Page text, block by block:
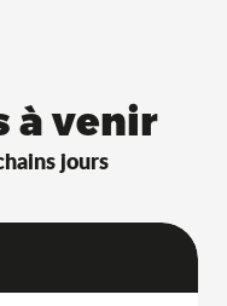
à venir
jours